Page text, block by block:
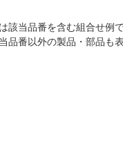
該当品番を含む組合せ例で
当品番以外の製品・部品も